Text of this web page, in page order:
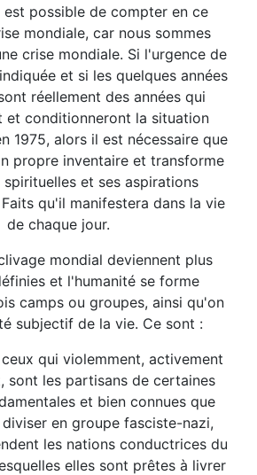
est possible de compter en ce
mondiale, car nous sommes
crise mondiale. Si l'urgence de
et si les quelques années
réellement des années qui
et conditionneront la situation
1975, alors il est nécessaire que
propre inventaire et transforme
spirituelles et ses aspirations
qu'il manifestera dans la vie
de chaque jour.
mondial deviennent plus
et l'humanité se forme
camps ou groupes, ainsi qu'on
subjectif de la vie. Ce sont :
qui violemment, activement
sont les partisans de certaines
et bien connues que
en groupe fasciste-nazi,
les nations conductrices du
elles sont prêtes à livrer